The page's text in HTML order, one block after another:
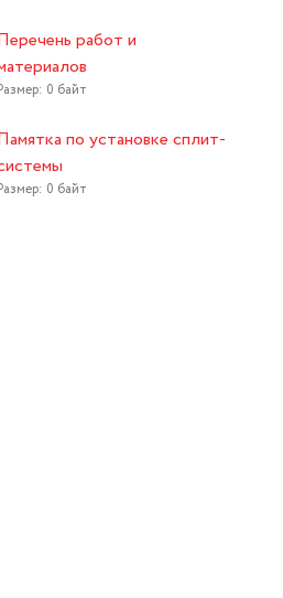
работ и
0 байт
по установке сплит-
0 байт